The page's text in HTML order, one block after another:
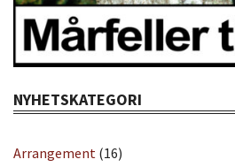
NYHETSKATEGORI
Arrangement (16)